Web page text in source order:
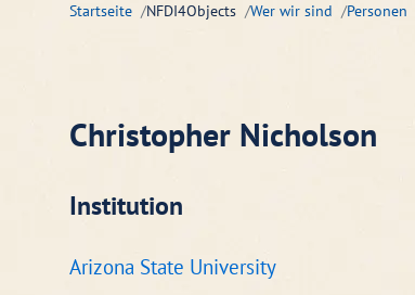
Startseite NFDI4Objects Wer wir sind Personen
Christopher Nicholson
Institution
Arizona State University